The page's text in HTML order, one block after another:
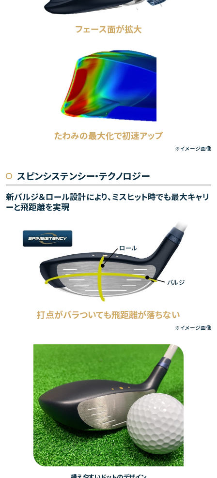
フェース面が拡大
たわみの最大化で初速アップ
※イメージ画像
スピンシステンシー・テクノロジー
新バルジ＆ロール設計により、ミスヒット時でも最大キャリ
ーと飛距離を実現
ロール
バルジ
打点がバラついても飛距離が落ちない
※イメージ画像